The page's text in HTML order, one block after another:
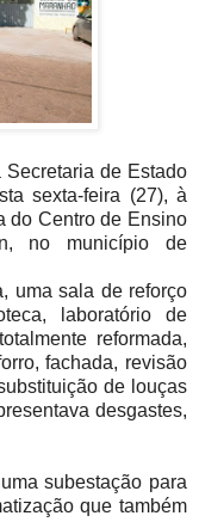
Secretaria de Estado
sexta-feira (27), à
do Centro de Ensino
no município de
uma sala de reforço
laboratório de
reformada,
fachada, revisão
de louças
desgastes,
subestação para
que também